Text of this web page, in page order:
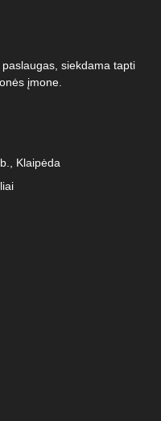
siekdama tapti
įmone.
Klaipėda